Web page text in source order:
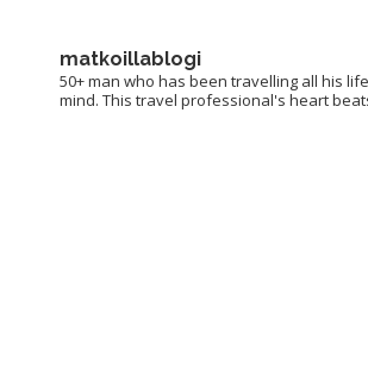
matkoillablogi
50+ man who has been travelling all his
mind. This travel professional's heart